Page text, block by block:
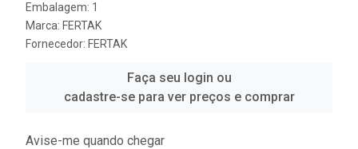
Embalagem: 1
Marca: FERTAK
Fornecedor: FERTAK
Faça seu login ou
cadastre-se para ver preços e comprar
Avise-me quando chegar